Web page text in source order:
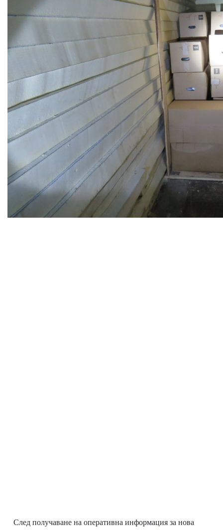
След получаване на оперативна информация за нова